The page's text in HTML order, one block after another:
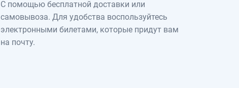
С помощью бесплатной доставки или
самовывоза. Для удобства воспользуйтесь
электронными билетами, которые придут вам
на почту.